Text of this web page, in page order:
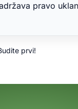
pravo
prvi!